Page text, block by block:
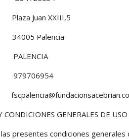
Juan XXIII,5
Palencia
979706954
CONDICIONES GENERALES DE USO
presentes condiciones